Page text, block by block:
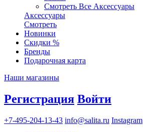
Смотреть Все Аксессуары
Аксессуары
Смотреть
Новинки
Скидки %
Бренды
Подарочная карта
Наши магазины
Регистрация Войти
+7-495-204-13-43 info@salita.ru Instagram